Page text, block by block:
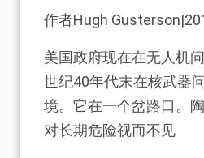
作者Hugh Gusterson
美国政府现在在无人机
世纪40年代末在核武器
境。它在一个岔路口。
对长期危险视而不见